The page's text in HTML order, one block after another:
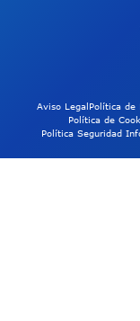
Aviso Legal Política de
Política de
Política Seguridad